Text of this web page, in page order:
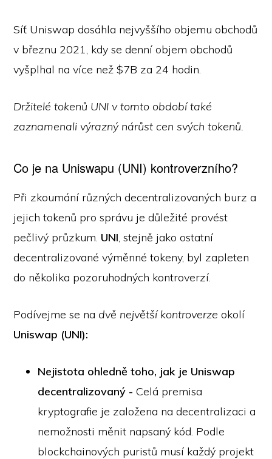
Síť Uniswap dosáhla nejvyššího objemu obchodů
v březnu 2021, kdy se denní objem obchodů
vyšplhal na více než $7B za 24 hodin.
Držitelé tokenů UNI v tomto období také
zaznamenali výrazný nárůst cen svých tokenů.
Co je na Uniswapu (UNI) kontroverzního?
Při zkoumání různých decentralizovaných burz a
jejich tokenů pro správu je důležité provést
pečlivý průzkum. UNI, stejně jako ostatní
decentralizované výměnné tokeny, byl zapleten
do několika pozoruhodných kontroverzí.
Podívejme se na dvě největší kontroverzeokolí
Uniswap (UNI):
Nejistota ohledně toho, jak je Uniswap
decentralizovaný - Celá premisa
kryptografie je založena na decentralizaci a
nemožnosti měnit napsaný kód. Podle
blockchainových puristů musí každý projekt